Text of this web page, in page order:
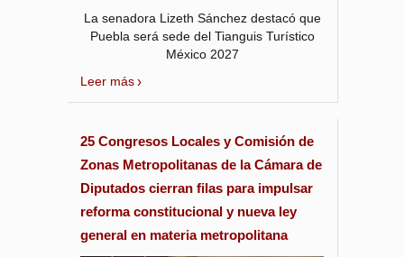
La senadora Lizeth Sánchez destacó que
Puebla será sede del Tianguis Turístico
México 2027
Leer más
25 Congresos Locales y Comisión de
Zonas Metropolitanas de la Cámara de
Diputados cierran filas para impulsar
reforma constitucional y nueva ley
general en materia metropolitana